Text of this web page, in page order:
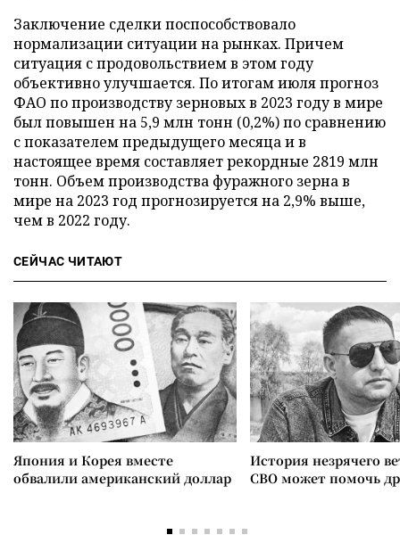
Заключение сделки поспособствовало
нормализации ситуации на рынках. Причем
ситуация с продовольствием в этом году
объективно улучшается. По итогам июля прогноз
ФАО по производству зерновых в 2023 году в мире
был повышен на 5,9 млн тонн (0,2%) по сравнению
с показателем предыдущего месяца и в
настоящее время составляет рекордные 2819 млн
тонн. Объем производства фуражного зерна в
мире на 2023 год прогнозируется на 2,9% выше,
чем в 2022 году.
СЕЙЧАС ЧИТАЮТ
Япония и Корея вместе
обвалили американский доллар
История незрячего
СВО может помочь